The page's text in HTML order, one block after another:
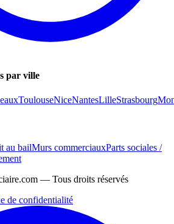
par ville
ToulouseNiceNantesLilleStrasbourg
au bailMurs commerciauxParts sociales /
— Tous droits réservés
de confidentialité